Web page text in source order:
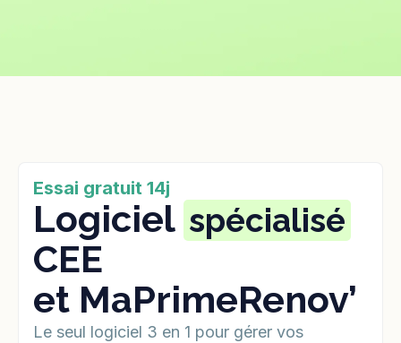
Essai gratuit 14j
Logiciel spécialisé
CEE
et MaPrimeRenov’
Le seul logiciel 3 en 1 pour gérer vos